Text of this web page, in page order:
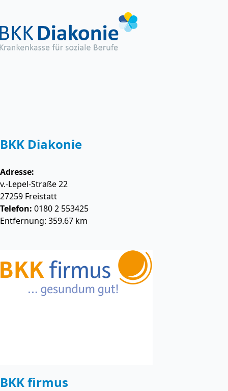
BKK Diakonie
Adresse:
v.-Lepel-Straße 22
27259 Freistatt
Telefon: 0180 2 553425
Entfernung: 359.67 km
BKK firmus